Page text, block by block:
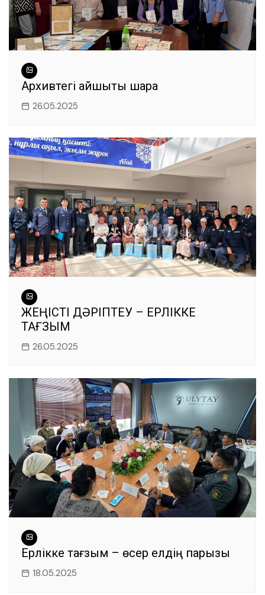
Архивтегі айшықты шара
26.05.2025
ЖЕҢІСТІ ДӘРІПТЕУ – ЕРЛІККЕ
ТАҒЗЫМ
26.05.2025
Ерлікке тағзым – өсер елдің парызы
18.05.2025